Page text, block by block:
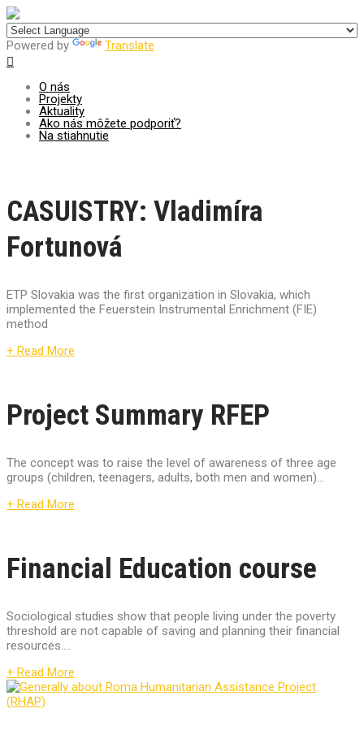
Powered by Translate
O nás
Projekty
Aktuality
Ako nás môžete podporiť?
Na stiahnutie
CASUISTRY: Vladimíra
Fortunová
ETP Slovakia was the first organization in Slovakia, which
implemented the Feuerstein Instrumental Enrichment (FIE)
method
+ Read More
Project Summary RFEP
The concept was to raise the level of awareness of three age
groups (children, teenagers, adults, both men and women)...
+ Read More
Financial Education course
Sociological studies show that people living under the poverty
threshold are not capable of saving and planning their financial
resources....
+ Read More